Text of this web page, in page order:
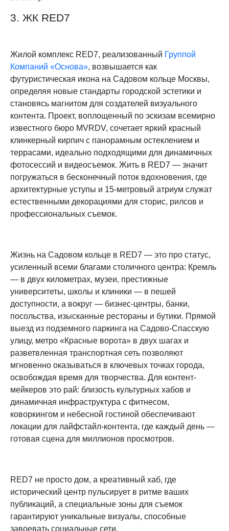
3. ЖК RED7
Жилой комплекс RED7, реализованный Группой
Компаний «Основа», возвышается как
футуристическая икона на Садовом кольце Москвы,
определяя новые стандарты городской эстетики и
становясь магнитом для создателей визуального
контента. Проект, воплощенный по эскизам всемирно
известного бюро MVRDV, сочетает яркий красный
клинкерный кирпич с панорамным остеклением и
террасами, идеально подходящими для динамичных
фотосессий и видеосъемок. Жить в RED7 — значит
погружаться в бесконечный поток вдохновения, где
архитектурные уступы и 15-метровый атриум служат
естественными декорациями для сторис, рилсов и
профессиональных съемок.​
Жизнь на Садовом кольце в RED7 — это про статус,
усиленный всеми благами столичного центра: Кремль
— в двух километрах, музеи, престижные
университеты, школы и клиники — в пешей
доступности, а вокруг — бизнес-центры, банки,
посольства, изысканные рестораны и бутики. Прямой
выезд из подземного паркинга на Садово-Спасскую
улицу, метро «Красные ворота» в двух шагах и
разветвленная транспортная сеть позволяют
мгновенно оказываться в ключевых точках города,
освобождая время для творчества. Для контент-
мейкеров это рай: близость культурных хабов и
динамичная инфраструктура с фитнесом,
коворкингом и небесной гостиной обеспечивают
локации для лайфстайл-контента, где каждый день —
готовая сцена для миллионов просмотров.​
RED7 не просто дом, а креативный хаб, где
исторический центр пульсирует в ритме ваших
публикаций, а специальные зоны для съемок
гарантируют уникальные визуалы, способные
завоевать социальные сети.